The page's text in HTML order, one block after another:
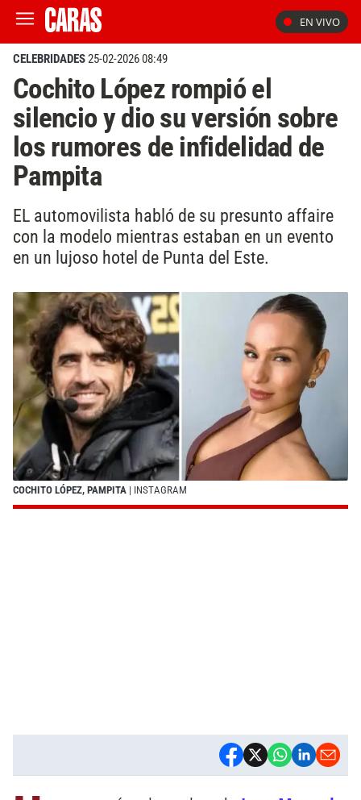
EN VIVO
CELEBRIDADES25-02-2026 08:49
Cochito López rompió el
silencio y dio su versión sobre
los rumores de infidelidad de
Pampita
EL automovilista habló de su presunto affaire
con la modelo mientras estaban en un evento
en un lujoso hotel de Punta del Este.
COCHITO LÓPEZ, PAMPITA | INSTAGRAM